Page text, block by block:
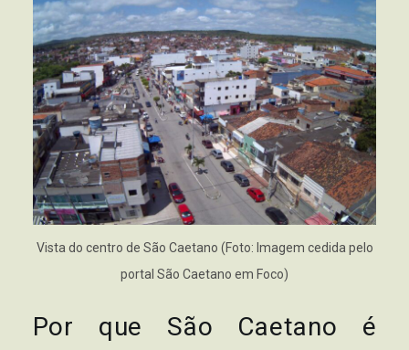
Vista do centro de São Caetano (Foto: Imagem cedida pelo
portal São Caetano em Foco)
Por que São Caetano é